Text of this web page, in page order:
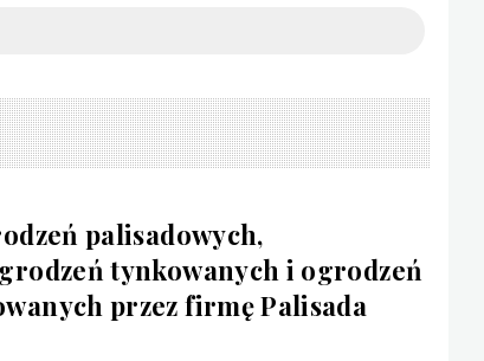
palisadowych,
tynkowanych i ogrodzeń
przez firmę Palisada